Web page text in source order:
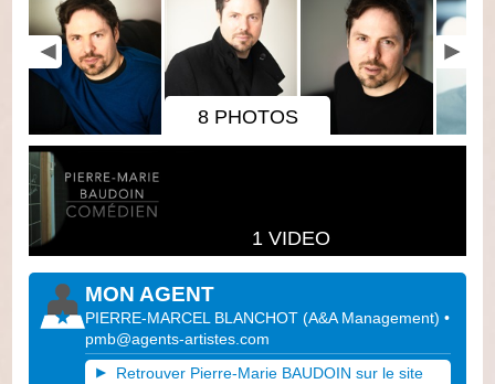
8 PHOTOS
1 VIDEO
MON AGENT
PIERRE-MARCEL BLANCHOT (A&A Management)•
pmb@agents-artistes.com
Retrouver Pierre-Marie BAUDOIN sur le site